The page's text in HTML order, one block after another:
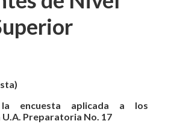
encuesta aplicada a los
Preparatoria No. 17